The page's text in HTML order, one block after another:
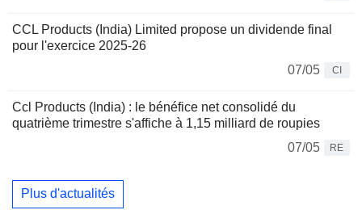
CCL Products (India) Limited propose un dividende final
pour l'exercice 2025-26
07/05
CI
Ccl Products (India) : le bénéfice net consolidé du
quatrième trimestre s'affiche à 1,15 milliard de roupies
07/05
RE
Plus d'actualités